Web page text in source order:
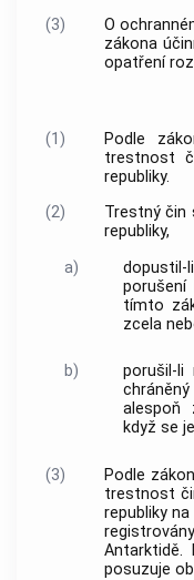
(3)
O
zákona
opatření
(1)
Podle
trestnost
republiky.
(2)
Trestný čin
republiky,
a)
porušení
tímto
zcela
b)
porušil-li
alespoň
když se
(3)
Podle
trestnost
republiky
Antarktidě.
posuzuje